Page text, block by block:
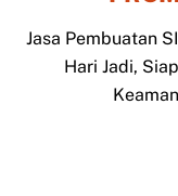
Jasa Pembuatan
Hari Jadi,